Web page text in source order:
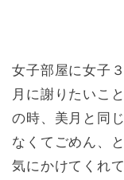
女子部屋に女子
月に謝りたいこ
の時、美月と同
なくてごめん、
気にかけてくれ